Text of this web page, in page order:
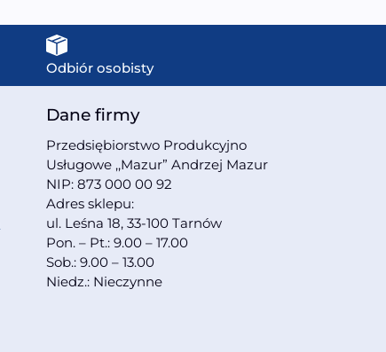
Odbiór osobisty
Dane firmy
Przedsiębiorstwo Produkcyjno
Usługowe ,,Mazur” Andrzej Mazur
NIP: 873 000 00 92
Adres sklepu:
ul. Leśna 18, 33-100 Tarnów
Pon. – Pt.: 9.00 – 17.00
Sob.: 9.00 – 13.00
Niedz.: Nieczynne